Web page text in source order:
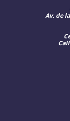
Av. de